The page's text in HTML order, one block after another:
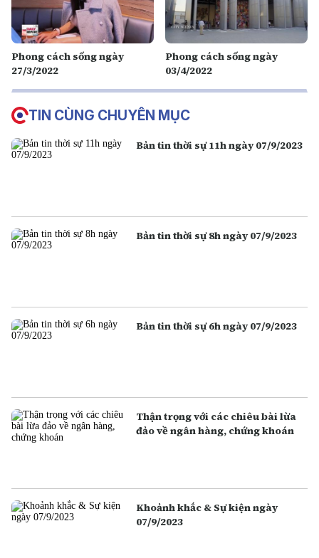
Phong cách sống ngày
27/3/2022
Phong cách sống ngày
03/4/2022
TIN CÙNG CHUYÊN MỤC
Bản tin thời sự 11h ngày 07/9/2023
Bản tin thời sự 8h ngày 07/9/2023
Bản tin thời sự 6h ngày 07/9/2023
Thận trọng với các chiêu bài lừa
đảo về ngân hàng, chứng khoán
Khoảnh khắc & Sự kiện ngày
07/9/2023